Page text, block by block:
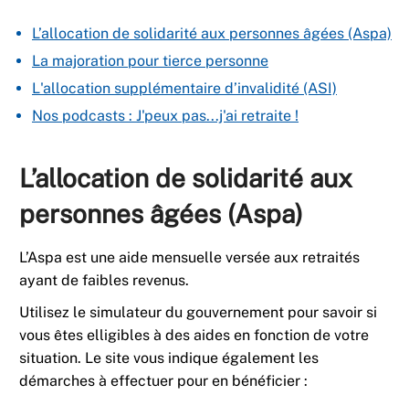
L’allocation de solidarité aux personnes âgées (Aspa)
La majoration pour tierce personne
L'allocation supplémentaire d’invalidité (ASI)
Nos podcasts : J'peux pas...j'ai retraite !
L’allocation de solidarité aux
personnes âgées (Aspa)
L’Aspa est une aide mensuelle versée aux retraités
ayant de faibles revenus.
Utilisez le simulateur du gouvernement pour savoir si
vous êtes elligibles à des aides en fonction de votre
situation. Le site vous indique également les
démarches à effectuer pour en bénéficier :